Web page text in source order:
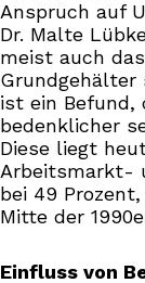
Anspruch auf
Dr. Malte
meist auch
Grundgehälter
ist ein Befund,
bedenklicher
Diese liegt
Arbeitsmarkt-
bei 49
Mitte der
Einfluss von